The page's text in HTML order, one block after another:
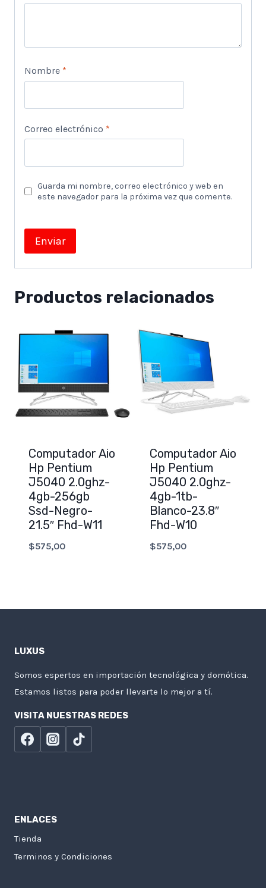
Nombre *
Correo electrónico *
Guarda mi nombre, correo electrónico y web en
este navegador para la próxima vez que comente.
Productos relacionados
Computador Aio
Hp Pentium
J5040 2.0ghz-
4gb-256gb
Ssd-Negro-
21.5″ Fhd-W11
$575,00
Computador Aio
Hp Pentium
J5040 2.0ghz-
4gb-1tb-
Blanco-23.8″
Fhd-W10
$575,00
LUXUS
Somos espertos en importación tecnológica y domótica.
Estamos listos para poder llevarte lo mejor a tí.
VISITA NUESTRAS REDES
ENLACES
Tienda
Terminos y Condiciones